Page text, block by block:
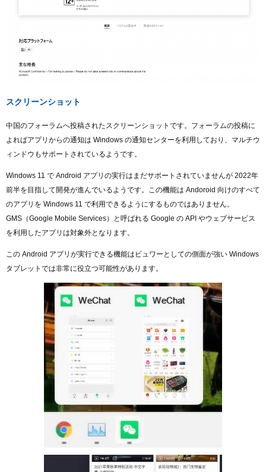
スクリーンショット
中国のフォーラムへ投稿されたスクリーンショットです。フォーラムの投稿に
よればアプリからの通知は Windows の通知センターを利用しており、マルチウ
ィンドウもサポートされているようです。
Windows 11 で Android アプリの実行はまだサポートされていませんが 2022年
前半を目指して開発が進んでいるようです。この機能は Andoroid 向けのすべて
のアプリを Windows 11 で利用できるようにするものではありません。
GMS（Google Mobile Services）と呼ばれる Google の API やウェブサービス
を利用したアプリは対象外となります。
この Android アプリが実行できる機能はビュワーとしての側面が強い Windows
タブレットでは非常に役立つ可能性があります。